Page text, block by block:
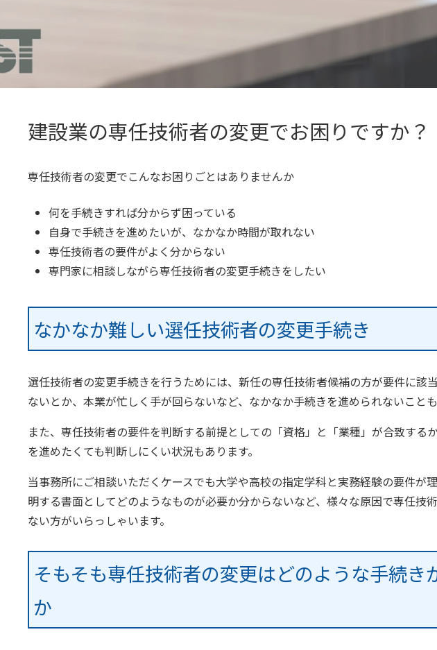
建設業の専任技術者の変更でお困りですか？
専任技術者の変更でこんなお困りごとはありませんか
何を手続きすれば分からず困っている
自身で手続きを進めたいが、なかなか時間が取れない
専任技術者の要件がよく分からない
専門家に相談しながら専任技術者の変更手続きをしたい
なかなか難しい選任技術者の変更手続き
選任技術者の変更手続きを行うためには、新任の専任技術者候補の方が要件に該
ないとか、本業が忙しく手が回らないなど、なかなか手続きを進められないことも
また、専任技術者の要件を判断する前提としての「資格」と「業種」が合致する
を進めたくても判断しにくい状況もあります。
当事務所にご相談いただくケースでも大学や高校の指定学科と実務経験の要件が
明する書面としてどのようなものが必要か分からないなど、様々な原因で専任技
ない方がいらっしゃいます。
そもそも専任技術者の変更はどのような手続き
か